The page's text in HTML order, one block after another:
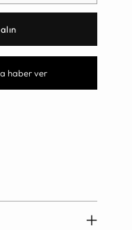
haber ver